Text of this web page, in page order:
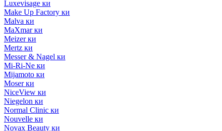
Luxevisage ки
Make Up Factory ки
Malva ки
MaXmar ки
Meizer ки
Mertz ки
Messer & Nagel ки
Mi-Ri-Ne ки
Mijamoto ки
Moser ки
NiceView ки
Niegelon ки
Normal Clinic ки
Nouvelle ки
Novax Beauty ки